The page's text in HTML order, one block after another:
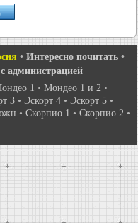
• Интересно почитать •
администрацией
1 • Мондео 1 и 2 •
3 • Эскорт 4 • Эскорт 5 •
• Скорпио 1 • Скорпио 2 •